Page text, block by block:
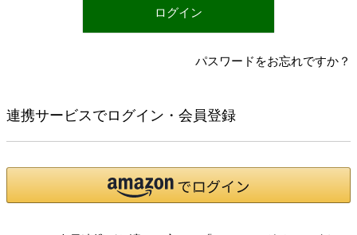
ログイン
パスワードをお忘れですか？
連携サービスでログイン・会員登録